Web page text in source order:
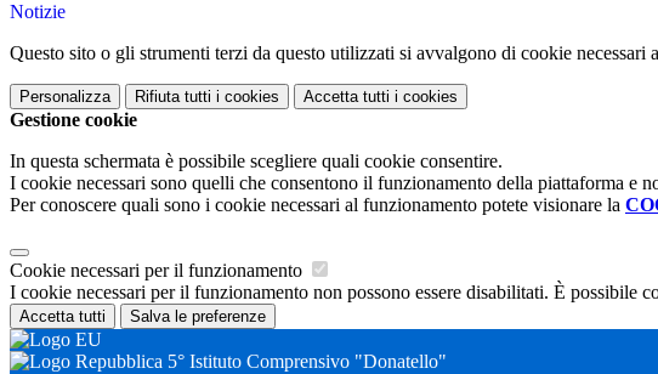
Notizie
Questo sito o gli strumenti terzi da questo utilizzati si avvalgono di cookie
Personalizza Rifiuta tutti i cookies Accetta tutti i cookies
Gestione cookie
In questa schermata è possibile scegliere quali cookie consentire.
I cookie necessari sono quelli che consentono il funzionamento della piattaforma e
Per conoscere quali sono i cookie necessari al funzionamento potete visionare la
Cookie necessari per il funzionamento
I cookie necessari per il funzionamento non possono essere disabilitati. È possibile
Accetta tutti Salva le preferenze
5° Istituto Comprensivo "Donatello"